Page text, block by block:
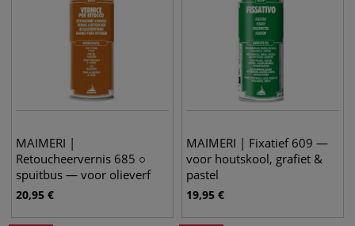
MAIMERI |
Retoucheervernis 685 ○
spuitbus — voor olieverf
20,95 €
MAIMERI | Fixatief 609 —
voor houtskool, grafiet &
pastel
19,95 €